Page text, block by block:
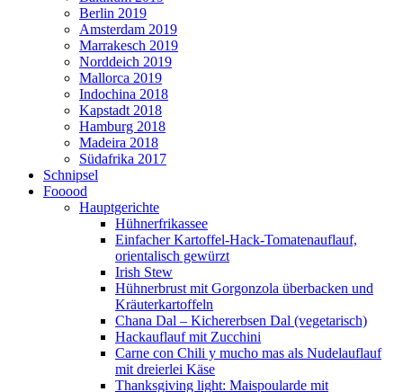
Berlin 2019
Amsterdam 2019
Marrakesch 2019
Norddeich 2019
Mallorca 2019
Indochina 2018
Kapstadt 2018
Hamburg 2018
Madeira 2018
Südafrika 2017
Schnipsel
Fooood
Hauptgerichte
Hühnerfrikassee
Einfacher Kartoffel-Hack-Tomatenauflauf,
orientalisch gewürzt
Irish Stew
Hühnerbrust mit Gorgonzola überbacken und
Kräuterkartoffeln
Chana Dal – Kichererbsen Dal (vegetarisch)
Hackauflauf mit Zucchini
Carne con Chili y mucho mas als Nudelauflauf
mit dreierlei Käse
Thanksgiving light: Maispoularde mit